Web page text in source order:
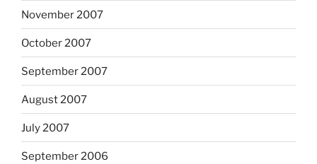
November 2007
October 2007
September 2007
August 2007
July 2007
September 2006